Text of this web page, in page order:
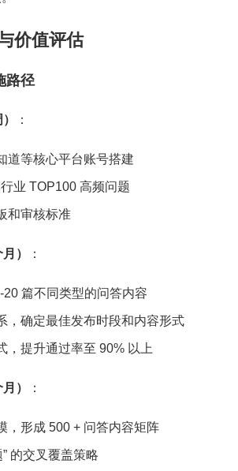
价值评估
路径
：
道等核心平台账号搭建
业 TOP100 高频问题
和审核标准
） ：
篇不同类型的问答内容
，确定最佳发布时段和内容形式
，提升通过率至 90% 以上
） ：
，形成 500 + 问答内容矩阵
的交叉覆盖策略